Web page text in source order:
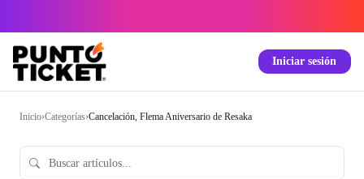
Iniciar sesión
Inicio›Categorías›Cancelación, Flema Aniversario de Resaka